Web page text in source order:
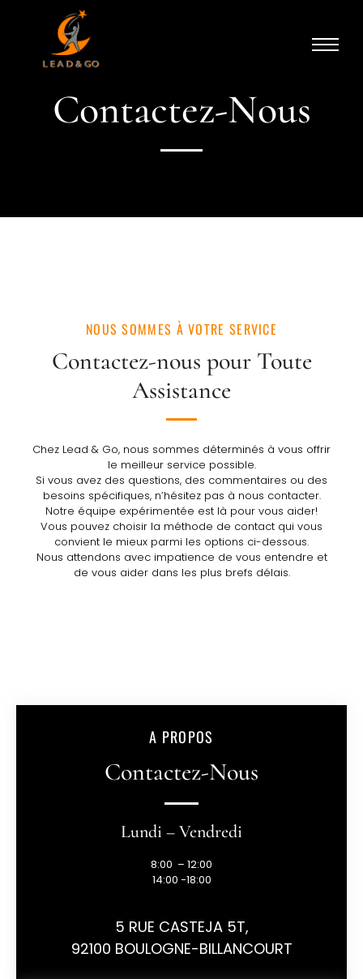
Contactez-Nous
NOUS SOMMES À VOTRE SERVICE
Contactez-nous pour Toute
Assistance
Chez Lead & Go, nous sommes déterminés à vous offrir
le meilleur service possible.
Si vous avez des questions, des commentaires ou des
besoins spécifiques, n’hésitez pas à nous contacter.
Notre équipe expérimentée est là pour vous aider!
Vous pouvez choisir la méthode de contact qui vous
convient le mieux parmi les options ci-dessous.
Nous attendons avec impatience de vous entendre et
de vous aider dans les plus brefs délais.
A PROPOS
Contactez-Nous
Lundi – Vendredi
8:00 – 12:00
14:00 -18:00
5 RUE CASTEJA 5T,
92100 BOULOGNE-BILLANCOURT